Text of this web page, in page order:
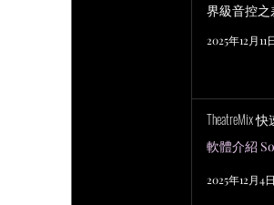
界級音控之
2025年12月11
TheatreMix
軟體介紹
2025年12月4